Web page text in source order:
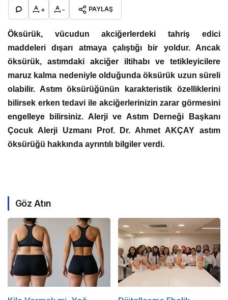
+ - PAYLAŞ
Öksürük, vücudun akciğerlerdeki tahriş edici
maddeleri dışarı atmaya çalıştığı bir yoldur. Ancak
öksürük, astımdaki akciğer iltihabı ve tetikleyicilere
maruz kalma nedeniyle olduğunda öksürük uzun süreli
olabilir. Astım öksürüğünün karakteristik özelliklerini
bilirsek erken tedavi ile akciğerlerinizin zarar görmesini
engelleye bilirsiniz. Alerji ve Astım Derneği Başkanı
Çocuk Alerji Uzmanı Prof. Dr. Ahmet AKÇAY astım
öksürüğü hakkında ayrıntılı bilgiler verdi.
Göz Atın